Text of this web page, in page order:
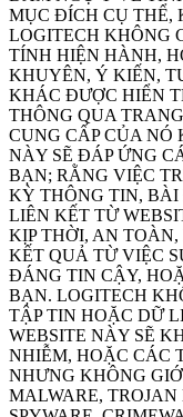
MỤC ĐÍCH CỤ THỂ,
LOGITECH KHÔNG
TÍNH HIỆN HÀNH,
KHUYÊN, Ý KIẾN,
KHÁC ĐƯỢC HIỂN
THÔNG QUA
CUNG CẤP CỦA
NÀY SẼ ĐÁP ỨNG
BẠN; RẰNG VIỆC
KỲ THÔNG TIN,
LIÊN KẾT TỪ
KỊP THỜI, AN
KẾT QUẢ TỪ VIỆC
ĐÁNG TIN CẬY,
BẠN. LOGITECH
TẬP TIN HOẶC DỮ
WEBSITE NÀY SẼ
NHIỄM, HOẶC CÁC
NHƯNG KHÔNG
MALWARE, TROJAN